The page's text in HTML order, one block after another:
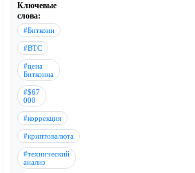
Ключевые
слова:
#Биткоин
#BTC
#цена
Биткоина
#$67
000
#коррекция
#криптовалюта
#технический
анализ